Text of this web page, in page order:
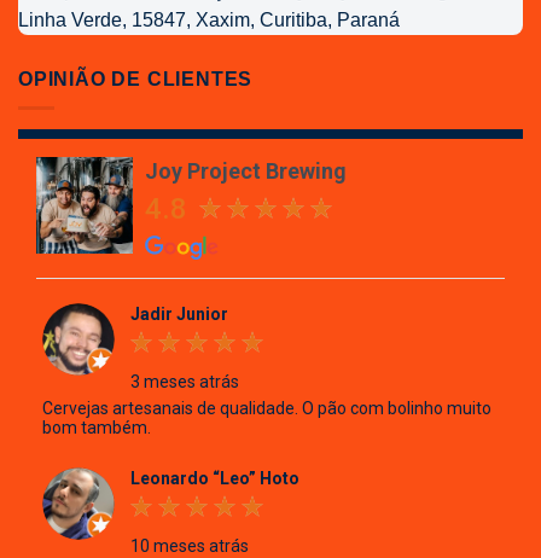
da
Project
Brewing
OPINIÃO DE CLIENTES
Joy Project Brewing
4.8
Jadir Junior
3 meses atrás
Cervejas artesanais de qualidade. O pão com bolinho muito
bom também.
Leonardo “Leo” Hoto
10 meses atrás